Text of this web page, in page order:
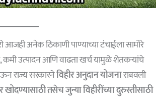
आजही अनेक ठिकाणी पाण्याच्या टंचाईला सामोरे
उत्पादन आणि वाढता खर्च यामुळे शेतकऱ्यांचे
राज्य सरकारनेविहीर अनुदान योजनाराबवली
खोदण्यासाठी तसेच जुन्या विहीरींच्या दुरुस्तीसाठी